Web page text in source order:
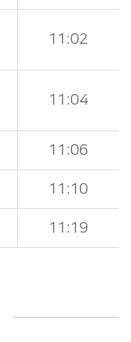
11:02
11:04
11:06
11:10
11:19